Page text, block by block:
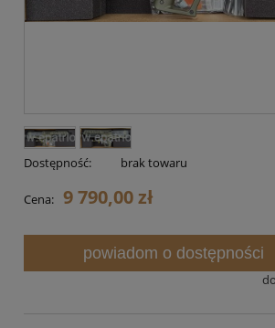
Dostępność: brak towaru
Cena: 9 790,00 zł
powiadom o dostępności